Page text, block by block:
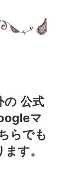
の 公式
マ
らでも
す。